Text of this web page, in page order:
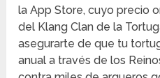
la App Store, cuyo precio
del Klang Clan de la
asegurarte de que tu
anual a través de los